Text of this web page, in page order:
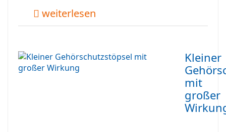
weiterlesen
Kleiner
mit
großer